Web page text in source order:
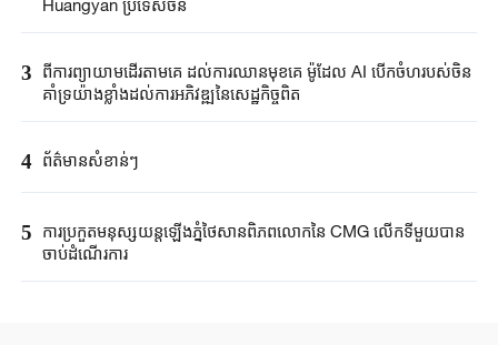
Huangyan ប្រទេសចិន
3
ពីការព្យាយាមដើរតាមគេ ដល់ការឈានមុខគេ ម៉ូដែល AI បើកចំហរបស់ចិន
គាំទ្រយ៉ាងខ្លាំងដល់ការអភិវឌ្ឍនៃសេដ្ឋកិច្ចពិត
4 ព័ត៌មានសំខាន់ៗ
5
ការប្រកួតមនុស្សយន្តឡើងភ្នំថៃសានពិភពលោកនៃ CMG លើកទីមួយបាន
ចាប់ដំណើរការ